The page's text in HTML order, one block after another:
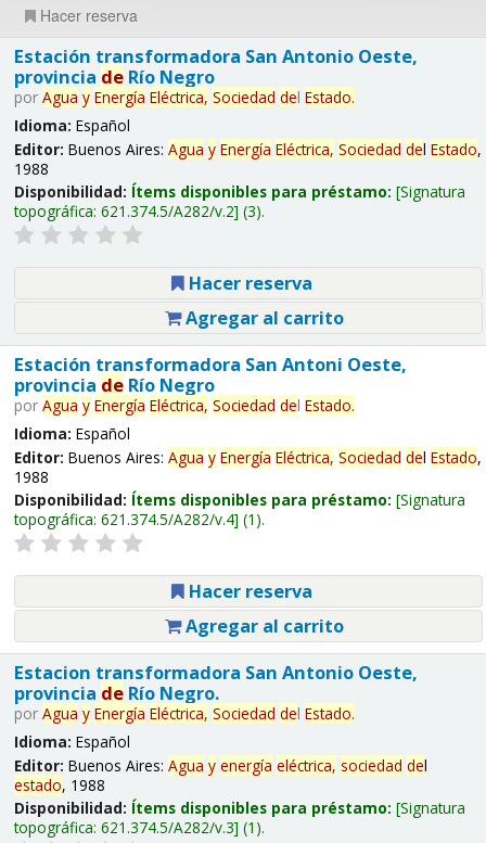
Hacer reserva
Estación transformadora San Antonio Oeste,
provincia deRío Negro
por Agua y Energía Eléctrica, Sociedad del Estado.
Idioma: Español
Editor: Buenos Aires: Agua y Energía Eléctrica, Sociedad del Estado,
1988
Disponibilidad: Ítems disponibles para préstamo: Signatura
topográfica: 621.374.5/A282/v.2 (3).
Hacer reserva
Agregar al carrito
Estación transformadora San Antoni Oeste,
provincia deRío Negro
por Agua y Energía Eléctrica, Sociedad del Estado.
Idioma: Español
Editor: Buenos Aires: Agua y Energía Eléctrica, Sociedad del Estado,
1988
Disponibilidad: Ítems disponibles para préstamo: Signatura
topográfica: 621.374.5/A282/v.4 (1).
Hacer reserva
Agregar al carrito
Estacion transformadora San Antonio Oeste,
provincia deRío Negro.
por Agua y Energía Eléctrica, Sociedad del Estado.
Idioma: Español
Editor: Buenos Aires: Agua y energía eléctrica, sociedad del
estado, 1988
Disponibilidad: Ítems disponibles para préstamo: Signatura
topográfica: 621.374.5/A282/v.3 (1).